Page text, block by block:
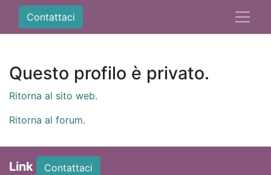
Contattaci
Questo profilo è privato.
Ritorna al sito web.
Ritorna al forum.
Link
Contattaci